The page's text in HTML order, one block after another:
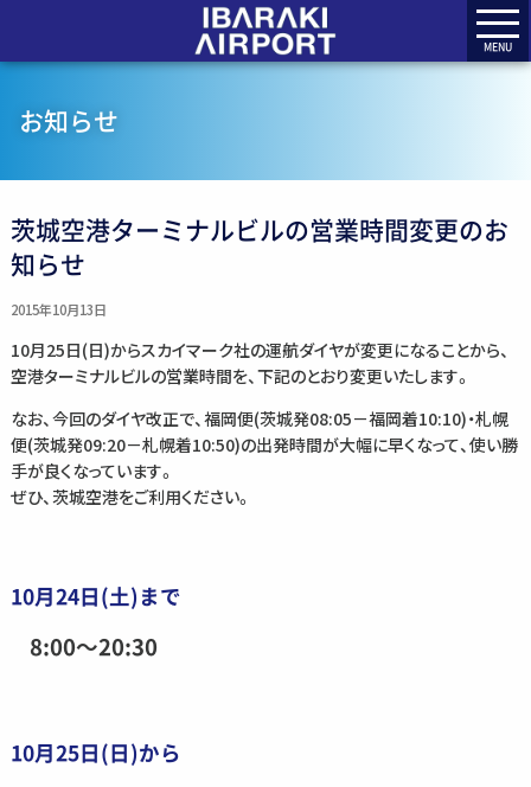
MENU
お知らせ
茨城空港ターミナルビルの営業時間変更のお
知らせ
2015年10月13日
10月25日(日)からスカイマーク社の運航ダイヤが変更になることから、
空港ターミナルビルの営業時間を、下記のとおり変更いたします。
なお、今回のダイヤ改正で、福岡便(茨城発08:05－福岡着10:10)・札幌
便(茨城発09:20－札幌着10:50)の出発時間が大幅に早くなって、使い勝
手が良くなっています。
ぜひ、茨城空港をご利用ください。
10月24日(土)まで
8:00～20:30
10月25日(日)から